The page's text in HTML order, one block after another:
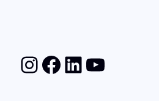
Instagram
Facebook
LinkedIn
YouTube